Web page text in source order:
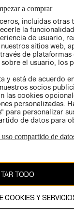
GIFT CARD
AVISO DE
a comprar
incluidas otras
la
de usuario,
sitios web,
de plataformas
el usuario, los
y está de acuerdo
socios
las cookies
personalizadas.
para personalizar
de datos para
compartido de
TODO
COOKIES Y